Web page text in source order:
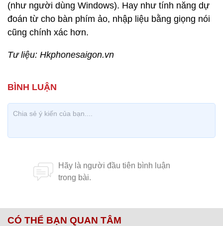
(như người dùng Windows). Hay như tính năng dự
đoán từ cho bàn phím ảo, nhập liệu bằng giọng nói
cũng chính xác hơn.
Tư liệu: Hkphonesaigon.vn
CÓ THỂ BẠN QUAN TÂM